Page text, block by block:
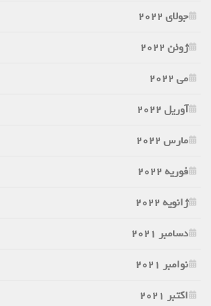
جولای 2022
ژوئن 2022
می 2022
آوریل 2022
مارس 2022
فوریه 2022
ژانویه 2022
دسامبر 2021
نوامبر 2021
اکتبر 2021